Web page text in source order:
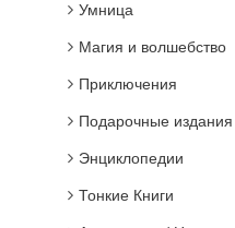
Умница
Магия и волшебство
Приключения
Подарочные издания
Энциклопедии
Тонкие Книги